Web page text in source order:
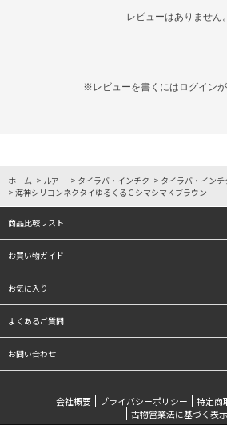
レビューはありません。
※レビューを書くには ログイン
ホーム > ルアー > タイラバ・インチク > タイラバ・イン
> 海神シリコンネクタイゆるくるＣシマシマＫブラウン
商品比較リスト
お買い物ガイド
お気に入り
よくあるご質問
お問い合わせ
会社概要 プライバシーポリシー
特定商
古物営業法に基づく表示